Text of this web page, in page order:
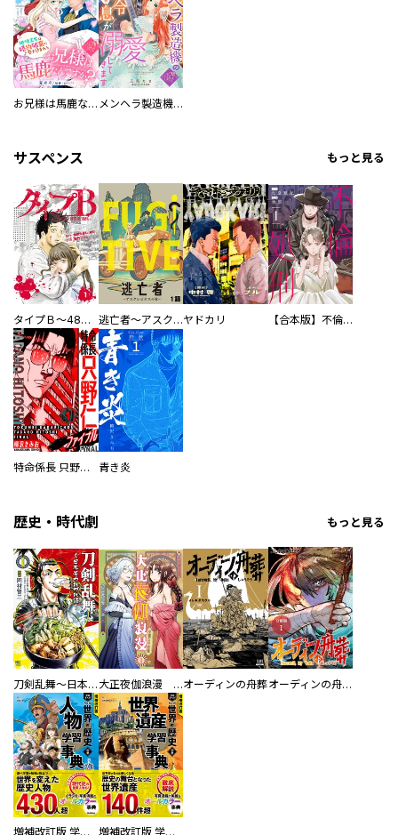
お兄様は馬鹿なんですか？～地味王女は婚約破棄に巻き込まれる～ メンヘラ製造機の公爵令息（過保護）が溺愛してきます
サスペンス もっと見る
タイプＢ～48時間後、致死率100％～【単話】 逃亡者～アスクレピオスの杖～ヤドカリ 【合本版】不倫処刑
特命係長 只野仁ファイナル 愛蔵版 青き炎
歴史・時代劇 もっと見る
刀剣乱舞～日本号つれづれ酒～ 大正夜伽浪漫 －金曜日の花嫁—オーディンの舟葬 オーディンの舟葬 分冊版
増補改訂版 学研まんが NEW世界の歴史 別巻 人物学習事典 増補改訂版 学研まんが NEW世界の歴史 別巻 世界遺産学習事典